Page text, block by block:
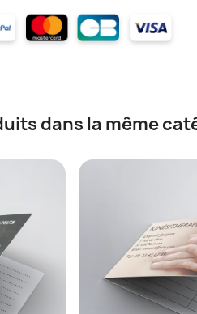
dans la même